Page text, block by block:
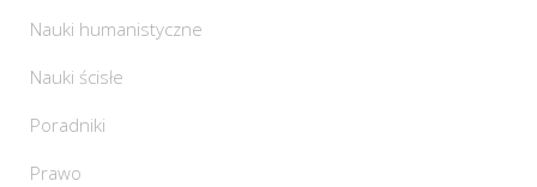
Nauki humanistyczne
Nauki ścisłe
Poradniki
Prawo